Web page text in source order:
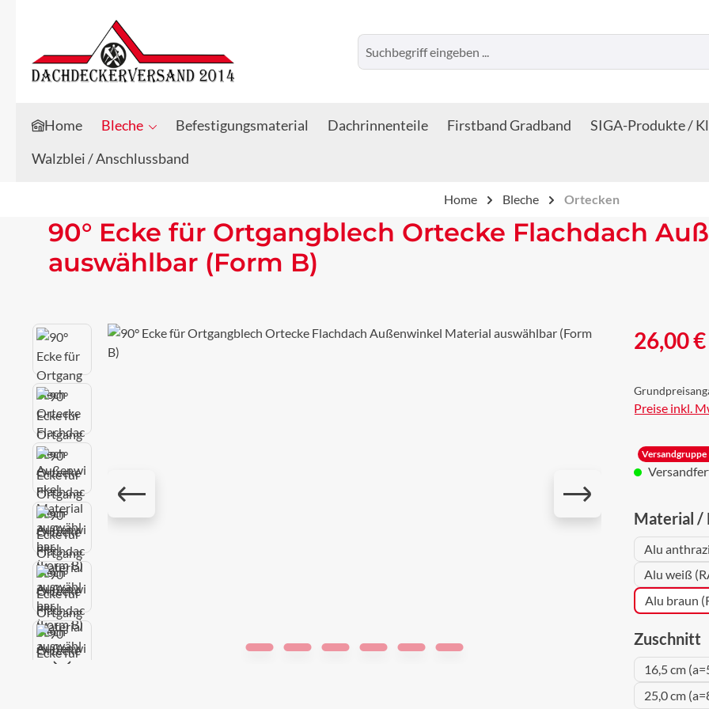
Zum Hauptinhalt springen
Zur Suche springen
Home Bleche Befestigungsmaterial Dachrinnenteile Firstband Gradband
SIGA-Produkte /
Walzblei / Anschlussband
Home Bleche Ortecken
90° Ecke für Ortgangblech Ortecke Flachdach
auswählbar (Form B)
Bildergalerie überspringen Regulärer
26,00 €
Preise inkl.
Versandgruppe
Material /
Alu
Alu weiß
Alu braun
Zuschnitt
16,5 cm
25,0 cm